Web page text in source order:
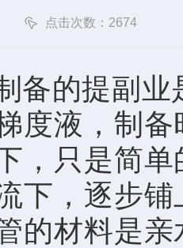
点击次数：2674
备的提副
度液，制
，只是简
下，逐步
的材料是